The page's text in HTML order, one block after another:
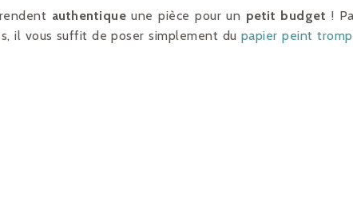
authentique une pièce pour un petit budget !
il vous suffit de poser simplement du papier peint